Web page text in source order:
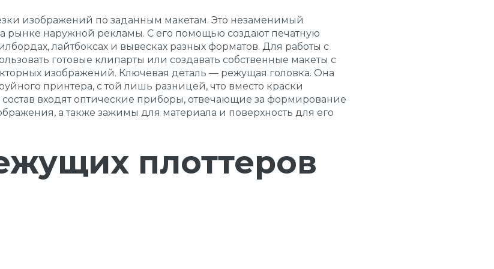
изображений по заданным макетам. Это незаменимый
рынке наружной рекламы. С его помощью создают печатную
лайтбоксах и вывесках разных форматов. Для работы с
готовые клипарты или создавать собственные макеты с
изображений. Ключевая деталь — режущая головка. Она
принтера, с той лишь разницей, что вместо краски
состав входят оптические приборы, отвечающие за формирование
а также зажимы для материала и поверхность для его
плоттеров